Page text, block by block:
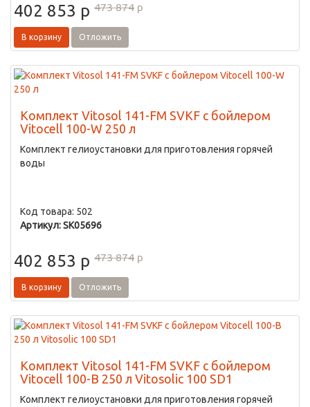
402 853 p 473 874 p
В корзину Отложить
Комплект Vitosol 141-FM SVKF с бойлером
Vitocell 100-W 250 л
Комплект гелиоустановки для приготовления горячей
воды
Код товара: 502
Артикул: SK05696
402 853 p 473 874 p
В корзину Отложить
Комплект Vitosol 141-FM SVKF с бойлером
Vitocell 100-B 250 л Vitosolic 100 SD1
Комплект гелиоустановки для приготовления горячей